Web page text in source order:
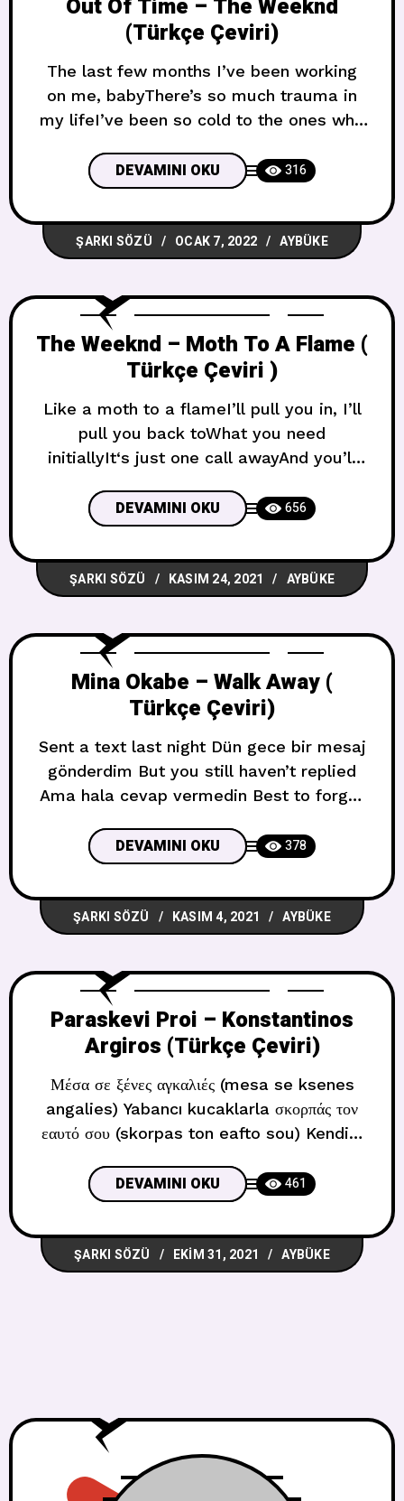
Out Of Time – The Weeknd
(Türkçe Çeviri)
The last few months I’ve been working
on me, babyThere’s so much trauma in
my lifeI’ve been so cold to the ones who
realize Son bir kaç aydır kendim için
çalışıyordum, bebeğimHayatımda çok
fazla travma varBeni sevenlere çok
soğuk davrandım, bebeğimŞimdi geriye
DEVAMINI OKU 316
ŞARKI SÖZÜ OCAK 7, 2022 AYBÜKE
The Weeknd – Moth To A Flame (
Türkçe Çeviri )
Like a moth to a flameI’ll pull you in, I’ll
pull you back toWhat you need
initiallyIt‘s just one call awayAnd you’ll
time, I’ll let you be Ateşe giden bir güve
gibiSeni içeri çekip geri iteceğimBaşta
ihtiyacın olan şeySadece bir arama
uzağındaOnu terk edeceksin, sen bana
DEVAMINI OKU 656
ŞARKI SÖZÜ KASIM 24, 2021 AYBÜKE
Mina Okabe – Walk Away (
Türkçe Çeviri)
Sent a text last night Dün gece bir mesaj
gönderdim But you still haven’t replied
Ama hala cevap vermedin Best to forget
Don’t invest the time Zamana yatırım
yapmıyorsun Get out of my mind, Get out
Çık aklımdan,çık You’re messing with my
head Kafamı karıştırıyorsun ‘Cause I wait
DEVAMINI OKU 378
ŞARKI SÖZÜ KASIM 4, 2021 AYBÜKE
Paraskevi Proi – Konstantinos
Argiros (Türkçe Çeviri)
Μέσα σε ξένες αγκαλιές (mesa se ksenes
angalies) Yabancı kucaklarla σκορπάς τον
εαυτό σου (skorpas ton eafto sou) Kendini
hamogelo sou) Ama senin gülüşün σε
‘μένα το άφησες (se mena to afises) Onu
bana bıraktın μα το χαμόγελο σου (ma to
hamogelo sou) Ama senin gülüşün εδώ
DEVAMINI OKU 461
ŞARKI SÖZÜ EKIM 31, 2021 AYBÜKE